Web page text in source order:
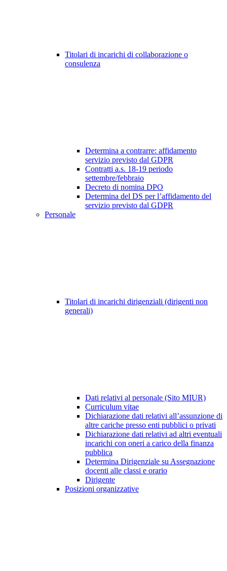
Titolari di incarichi di collaborazione o
consulenza
Determina a contrarre: affidamento
servizio previsto dal GDPR
Contratti a.s. 18-19 periodo
settembre/febbraio
Decreto di nomina DPO
Determina del DS per l’affidamento del
servizio previsto dal GDPR
Personale
Titolari di incarichi dirigenziali (dirigenti non
generali)
Dati relativi al personale (Sito MIUR)
Curriculum vitae
Dichiarazione dati relativi all’assunzione di
altre cariche presso enti pubblici o privati
Dichiarazione dati relativi ad altri eventuali
incarichi con oneri a carico della finanza
pubblica
Determina Dirigenziale su Assegnazione
docenti alle classi e orario
Dirigente
Posizioni organizzative